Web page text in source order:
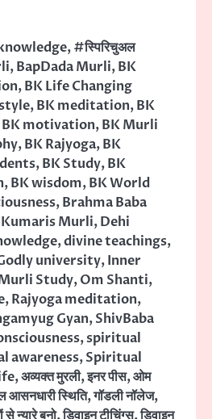
,#स्पिरिचुअल
,BapDada Murli,BK
,BK Life Changing
,BK meditation,BK
BK motivation,BK Murli
,BK Rajyoga,BK
,BK Study,BK
,BK wisdom,BK World
,Brahma Baba
Murli,Dehi
,divine teachings,
university,Inner
Study,Om Shanti,
,Rajyoga meditation,
Gyan,ShivBaba
,spiritual
awareness,Spiritual
,अव्यक्त मुरली,इनर पीस,ओम
आसनधारी स्थिति,गॉडली नॉलेज,